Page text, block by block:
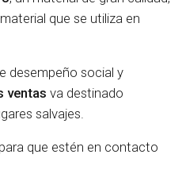
que se utiliza en
desempeño social y
ventas va destinado
salvajes.
que estén en contacto